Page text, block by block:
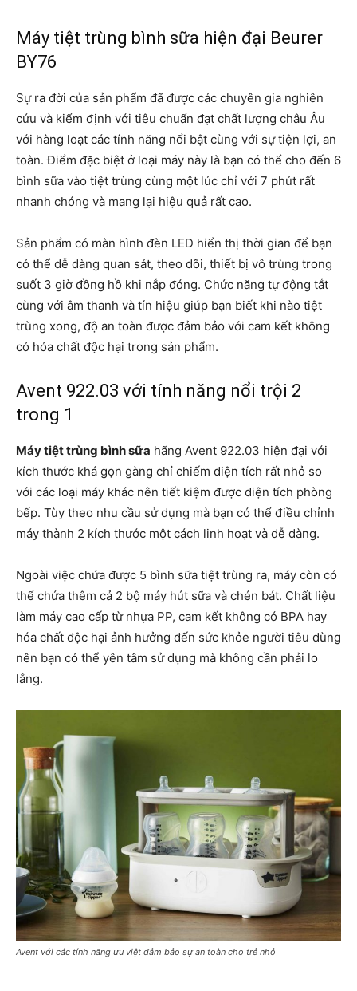
Máy tiệt trùng bình sữa hiện đại Beurer
BY76
Sự ra đời của sản phẩm đã được các chuyên gia nghiên
cứu và kiểm định với tiêu chuẩn đạt chất lượng châu Âu
với hàng loạt các tính năng nổi bật cùng với sự tiện lợi, an
toàn. Điểm đặc biệt ở loại máy này là bạn có thể cho đến 6
bình sữa vào tiệt trùng cùng một lúc chỉ với 7 phút rất
nhanh chóng và mang lại hiệu quả rất cao.
Sản phẩm có màn hình đèn LED hiển thị thời gian để bạn
có thể dễ dàng quan sát, theo dõi, thiết bị vô trùng trong
suốt 3 giờ đồng hồ khi nắp đóng. Chức năng tự động tắt
cùng với âm thanh và tín hiệu giúp bạn biết khi nào tiệt
trùng xong, độ an toàn được đảm bảo với cam kết không
có hóa chất độc hại trong sản phẩm.
Avent 922.03 với tính năng nổi trội 2
trong 1
Máy tiệt trùng bình sữa hãng Avent 922.03 hiện đại với
kích thước khá gọn gàng chỉ chiếm diện tích rất nhỏ so
với các loại máy khác nên tiết kiệm được diện tích phòng
bếp. Tùy theo nhu cầu sử dụng mà bạn có thể điều chỉnh
máy thành 2 kích thước một cách linh hoạt và dễ dàng.
Ngoài việc chứa được 5 bình sữa tiệt trùng ra, máy còn có
thể chứa thêm cả 2 bộ máy hút sữa và chén bát. Chất liệu
làm máy cao cấp từ nhựa PP, cam kết không có BPA hay
hóa chất độc hại ảnh hưởng đến sức khỏe người tiêu dùng
nên bạn có thể yên tâm sử dụng mà không cần phải lo
lắng.
Avent với các tính năng ưu việt đảm bảo sự an toàn cho trẻ nhỏ